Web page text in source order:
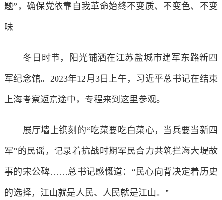
题”，确保党依靠自我革命始终不变质、不变色、不变
味——
冬日时节，阳光铺洒在江苏盐城市建军东路新四
军纪念馆。2023年12月3日上午，习近平总书记在结束
上海考察返京途中，专程来到这里参观。
展厅墙上镌刻的“吃菜要吃白菜心，当兵要当新四
军”的民谣，记录着抗战时期军民合力共筑拦海大堤故
事的宋公碑……总书记感慨道：“民心向背决定着历史
的选择，江山就是人民、人民就是江山。”